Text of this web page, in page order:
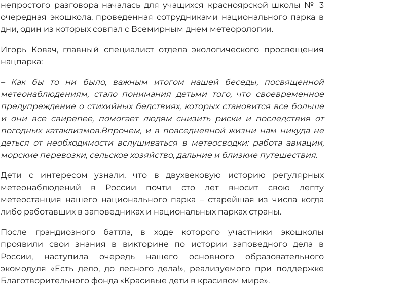
непростого разговора началась для учащихся красноярской школы № 3
очередная экошкола, проведенная сотрудниками национального парка в
дни, один из которых совпал с Всемирным днем метеорологии.
Игорь Ковач, главный специалист отдела экологического просвещения
нацпарка:
– Как бы то ни было, важным итогом нашей беседы, посвященной
метеонаблюдениям, стало понимания детьми того, что своевременное
предупреждение о стихийных бедствиях, которых становится все больше
и они все свирепее, помогает людям снизить риски и последствия от
погодных катаклизмов.Впрочем, и в повседневной жизни нам никуда не
деться от необходимости вслушиваться в метеосводки: работа авиации,
морские перевозки, сельское хозяйство, дальние и близкие путешествия.
Дети с интересом узнали, что в двухвековую историю регулярных
метеонаблюдений в России почти сто лет вносит свою лепту
метеостанция нашего национального парка – старейшая из числа когда
либо работавших в заповедниках и национальных парках страны.
После грандиозного баттла, в ходе которого участники экошколы
проявили свои знания в викторине по истории заповедного дела в
России, наступила очередь нашего основного образовательного
экомодуля «Есть дело, до лесного дела!», реализуемого при поддержке
Благотворительного фонда «Красивые дети в красивом мире».